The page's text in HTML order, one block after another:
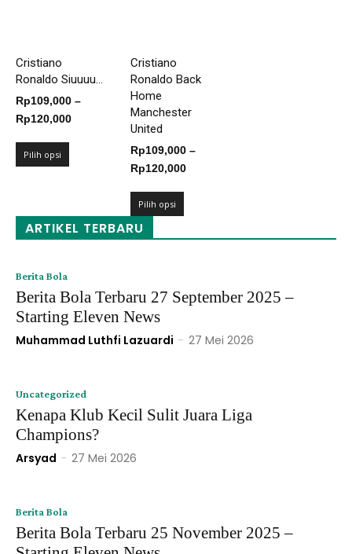
Cristiano
Ronaldo Siuuuu...
Rp109,000 –
Rp120,000Rentang
Pilih opsi
Cristiano
Ronaldo Back
Home
Manchester
United
Rp109,000 –
Rp120,000Rentang
Rp120,000
Pilih opsi
ARTIKEL TERBARU
Berita Bola
Berita Bola Terbaru 27 September 2025 –
Starting Eleven News
Muhammad Luthfi Lazuardi - 27 Mei 2026
Uncategorized
Kenapa Klub Kecil Sulit Juara Liga
Champions?
Arsyad - 27 Mei 2026
Berita Bola
Berita Bola Terbaru 25 November 2025 –